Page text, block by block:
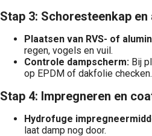
Stap 3: Schoresteenkap
Plaatsen van RVS- of
regen, vogels en vuil.
Controle dampscherm: Bij
op EPDM of dakfolie checken.
Stap 4: Impregneren en
Hydrofuge
laat damp nog door.